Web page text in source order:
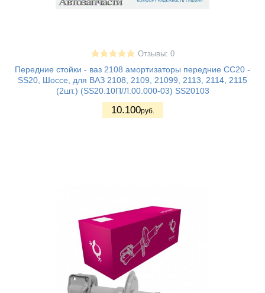
Отзывы: 0
Передние стойки - ваз 2108 амортизаторы передние СС20 -
SS20, Шоссе, для ВАЗ 2108, 2109, 21099, 2113, 2114, 2115
(2шт.) (SS20.10П/Л.00.000-03) SS20103
10.100руб.